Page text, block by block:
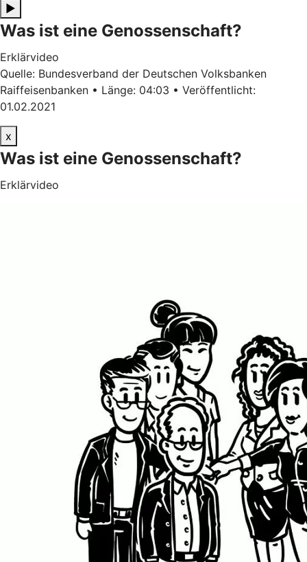
▶
Was ist eine Genossenschaft?
Erklärvideo
Quelle: Bundesverband der Deutschen Volksbanken
Raiffeisenbanken • Länge: 04:03 • Veröffentlicht:
01.02.2021
x
Was ist eine Genossenschaft?
Erklärvideo